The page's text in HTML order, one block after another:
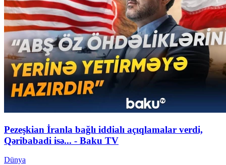
Pezeşkian İranla bağlı iddialı açıqlamalar verdi,
Qəribabadi isə... - Baku TV
Dünya